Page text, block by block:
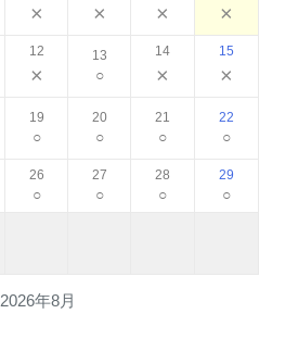
2026年8月
× × × ×
12
×
13
○
14
×
15
×
19
○
20
○
21
○
22
○
26
○
27
○
28
○
29
○